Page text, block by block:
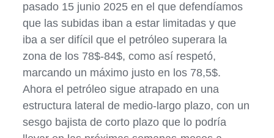
pasado 15 junio 2025 en el que defendíamos
que las subidas iban a estar limitadas y que
iba a ser difícil que el petróleo superara la
zona de los 78$-84$, como así respetó,
marcando un máximo justo en los 78,5$.
Ahora el petróleo sigue atrapado en una
estructura lateral de medio-largo plazo, con un
sesgo bajista de corto plazo que lo podría